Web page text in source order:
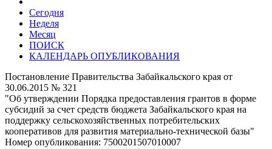
Сегодня
Неделя
Месяц
ПОИСК
КАЛЕНДАРЬ ОПУБЛИКОВАНИЯ
Постановление Правительства Забайкальского края от
30.06.2015 № 321
"Об утверждении Порядка предоставления грантов в форме
субсидий за счет средств бюджета Забайкальского края на
поддержку сельскохозяйственных потребительских
кооперативов для развития материально-технической базы"
Номер опубликования: 7500201507010007